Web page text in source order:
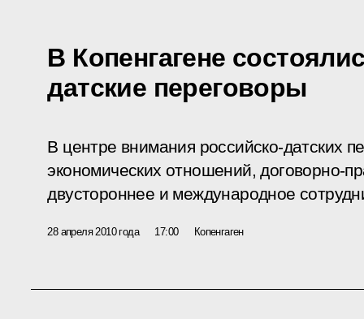
В Копенгагене
датские переговоры
В центре внимания российско-датских
экономических отношений, договорно-
двустороннее и международное
28 апреля 2010 года 17:00 Копенгаген